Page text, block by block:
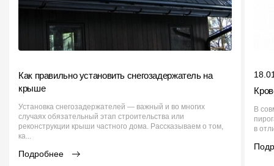
Как правильно установить снегозадержатель на
крыше
Установка снегозадержателей — важный и во многих
случаях обязательный этап строительства или
реконструкции крыши частного дома. Рассказываем о том,
ка...
Подробнее
В
в